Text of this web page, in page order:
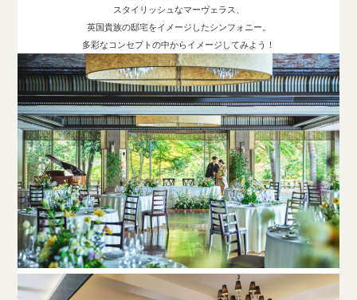
スタイリッシュなマーヴェラス、
英国貴族の邸宅をイメージしたシンフォニー。
多彩なコンセプトの中からイメージしてみよう！